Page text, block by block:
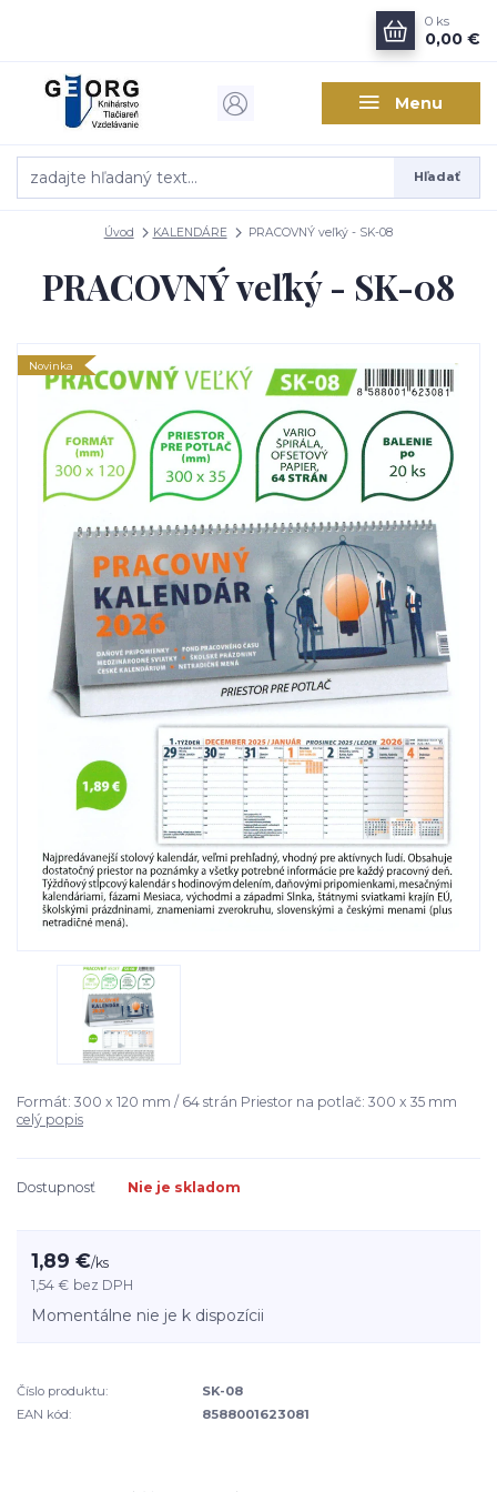
Menu
Hľadať
0 ks
0,00 €
Úvod KALENDÁRE PRACOVNÝ veľký - SK-08
PRACOVNÝ veľký - SK-08
Novinka
Formát: 300 x 120 mm / 64 strán Priestor na potlač: 300 x 35 mm
celý popis
Dostupnosť Nie je skladom
1,89 €/ks
1,54 € bez DPH
Momentálne nie je k dispozícii
Číslo produktu:
SK-08
EAN kód:
8588001623081